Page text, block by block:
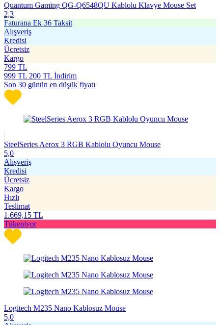
Quantum Gaming QG-Q6548QU Kablolu Klavye Mouse Set
2,3
Faturana Ek 36 Taksit
Alışveriş
Kredisi
Ücretsiz
Kargo
799 TL
999 TL 200 TL İndirim
Son 30 günün en düşük fiyatı
SteelSeries Aerox 3 RGB Kablolu Oyuncu Mouse
5,0
Alışveriş
Kredisi
Ücretsiz
Kargo
Hızlı
Teslimat
1.669,15 TL
Tükeniyor
Logitech M235 Nano Kablosuz Mouse
5,0